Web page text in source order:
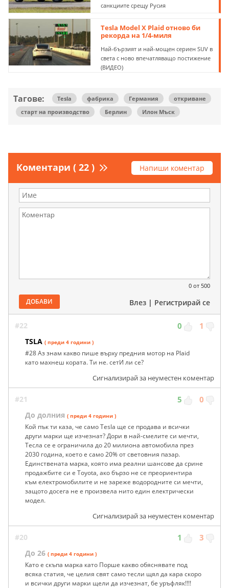
санкциите срещу Русия
Tesla Model X Plaid отново би
рекорда на 1/4-миля
Най-бързият и най-мощен сериен SUV в
света с ново впечатляващо постижение
(ВИДЕО)
Тагове: Tesla фабрика Германия
откриване
старт на производство
Берлин Илон Мъск
Коментари ( 22 ) Напиши коментар
0 от 500
ДОБАВИ Влез | Регистрирай се
#22 0 1
TSLA ( преди 4 години )
#28 Аз знам какво пише върху предния мотор на Plaid
като махнеш кората. Ти не. сетИ ли се?
Сигнализирай за неуместен коментар
#21 5 0
До долния ( преди 4 години )
Кой пък ти каза, че само Tesla ще се продава и всички
други марки ще изчезнат? Дори в най-смелите си мечти,
Тесла се е ограничила до 20 милиона автомобила през
2030 година, което е само 20% от световния пазар.
Единствената марка, която има реални шансове да срине
продажбите си е Toyota, ако бързо не се преориентира
към електромобилите и не зареже водородните си мечти,
защото досега не е произвела нито един електрически
модел.
Сигнализирай за неуместен коментар
#20 1 3
До 26 ( преди 4 години )
Като е скъпа марка като Порше какво обяснявате под
всяка статия, че целия свят само тесли щял да кара скоро
и всички други марки щели да изчезнат, бе уръфляк!!!!